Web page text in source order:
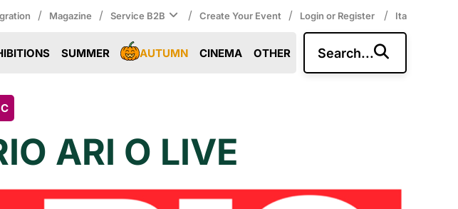
/ Magazine / Service B2B / Create Your Event / Login or Register / Ita
SUMMER AUTUMN CINEMA OTHER Search...
ARI O LIVE